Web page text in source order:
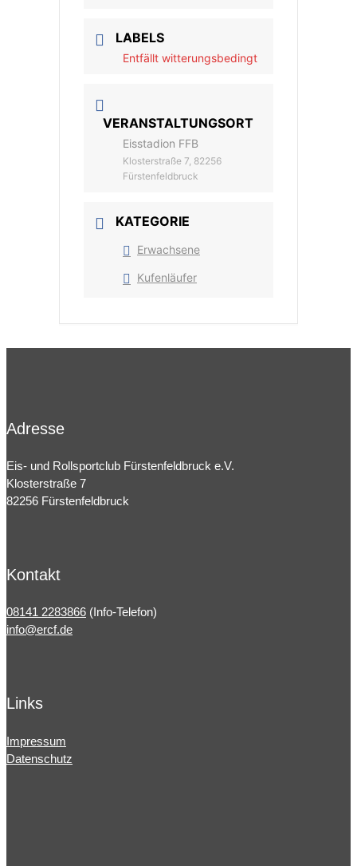
LABELS
Entfällt witterungsbedingt
VERANSTALTUNGSORT
Eisstadion FFB
Klosterstraße 7, 82256
Fürstenfeldbruck
KATEGORIE
Erwachsene
Kufenläufer
Adresse
Eis- und Rollsportclub Fürstenfeldbruck e.V.
Klosterstraße 7
82256 Fürstenfeldbruck
Kontakt
08141 2283866 (Info-Telefon)
info@ercf.de
Links
Impressum
Datenschutz